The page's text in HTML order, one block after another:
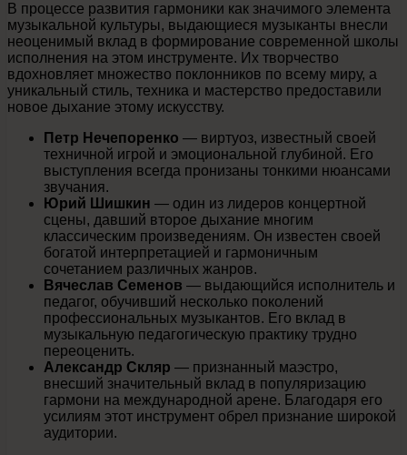
В процессе развития гармоники как значимого элемента
музыкальной культуры, выдающиеся музыканты внесли
неоценимый вклад в формирование современной школы
исполнения на этом инструменте. Их творчество
вдохновляет множество поклонников по всему миру, а
уникальный стиль, техника и мастерство предоставили
новое дыхание этому искусству.
Петр Нечепоренко — виртуоз, известный своей
техничной игрой и эмоциональной глубиной. Его
выступления всегда пронизаны тонкими нюансами
звучания.
Юрий Шишкин — один из лидеров концертной
сцены, давший второе дыхание многим
классическим произведениям. Он известен своей
богатой интерпретацией и гармоничным
сочетанием различных жанров.
Вячеслав Семенов — выдающийся исполнитель и
педагог, обучивший несколько поколений
профессиональных музыкантов. Его вклад в
музыкальную педагогическую практику трудно
переоценить.
Александр Скляр — признанный маэстро,
внесший значительный вклад в популяризацию
гармони на международной арене. Благодаря его
усилиям этот инструмент обрел признание широкой
аудитории.